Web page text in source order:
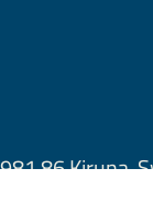
86 Kiruna,